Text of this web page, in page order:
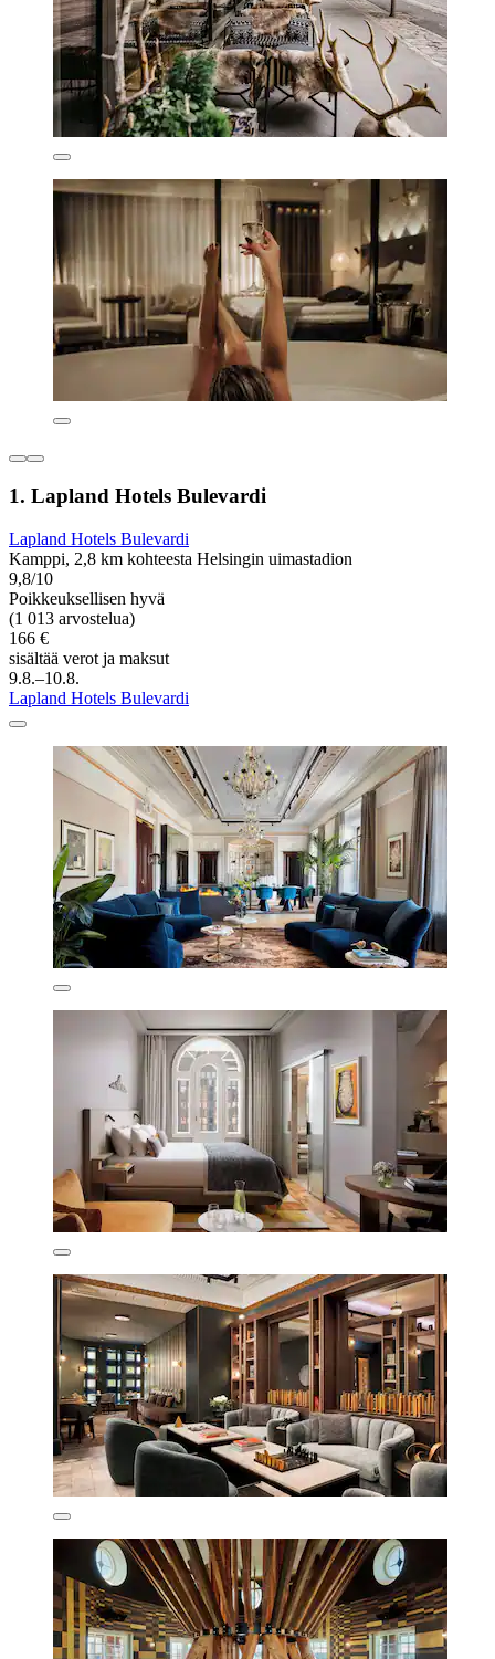
1. Lapland Hotels Bulevardi
Lapland Hotels Bulevardi
Kamppi, 2,8 km kohteesta Helsingin uimastadion
9,8/10
Poikkeuksellisen hyvä
(1 013 arvostelua)
166 €
sisältää verot ja maksut
9.8.–10.8.
Lapland Hotels Bulevardi